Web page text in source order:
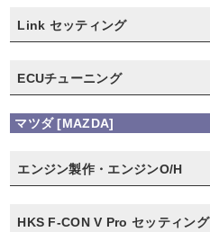
Link セッティング
ECUチューニング
マツダ [MAZDA]
エンジン製作・エンジンO/H
HKS F-CON V Pro セッティング